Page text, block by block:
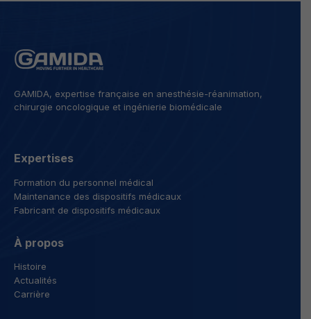
GAMIDA, expertise française en anesthésie-réanimation,
chirurgie oncologique et ingénierie biomédicale
Expertises
Formation du personnel médical
Maintenance des dispositifs médicaux
Fabricant de dispositifs médicaux
À propos
Histoire
Actualités
Carrière